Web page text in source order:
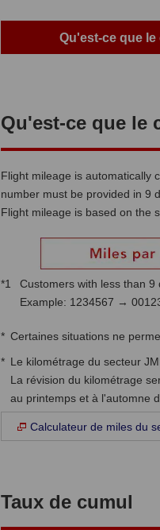
Qu'est-ce que
Qu'est-ce que le
Flight mileage is automatically
number must be provided in 9
Flight mileage is based on the
*1
Customers with less than 9
Example: 1234567 →
* Certaines situations ne
* Le kilométrage du secteur
La révision du kilométrage
au printemps et à l'automne
Calculateur de miles du
Taux de cumul